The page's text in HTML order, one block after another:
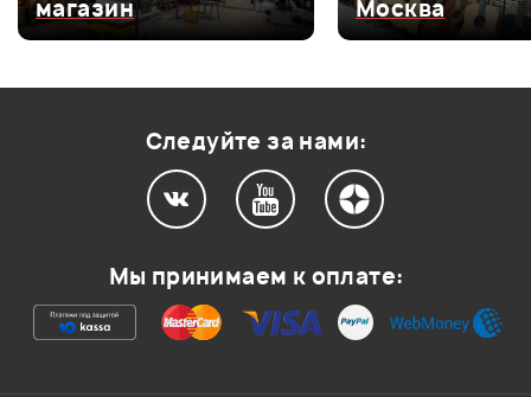
Оценка3
0
Ваша оценка:
магазин
Москва
Следуйте за нами:
Мы принимаем к оплате: